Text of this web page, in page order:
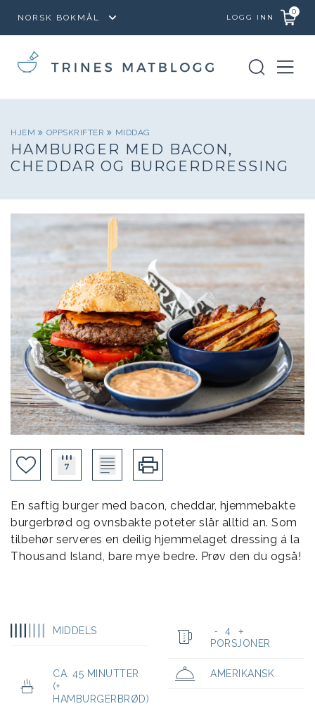
LOGG INN
0
HJEM OPPSKRIFTER MIDDAG
HAMBURGER MED BACON,
CHEDDAR OG BURGERDRESSING
En saftig burger med bacon, cheddar, hjemmebakte
burgerbrød og ovnsbakte poteter slår alltid an. Som
tilbehør serveres en deilig hjemmelaget dressing á la
Thousand Island, bare mye bedre. Prøv den du også!
MIDDELS - 4 +
PORSJONER
CA. 45 MINUTTER
(+
HAMBURGERBRØD)
AMERIKANSK